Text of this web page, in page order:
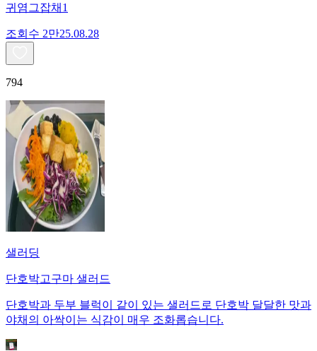
귀염그잡채1
조회수 2만25.08.28
794
샐러딩
단호박고구마 샐러드
단호박과 두부 블럭이 같이 있는 샐러드로 단호박 달달한 맛과
야채의 아싹이는 식감이 매우 조화롭습니다.